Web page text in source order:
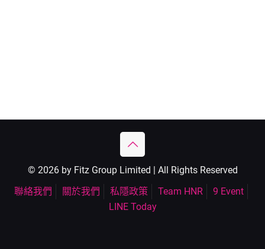
© 2026 by Fitz Group Limited | All Rights Reserved
聯絡我們
關於我們 私隱政策 Team HNR
9 Event
LINE Today